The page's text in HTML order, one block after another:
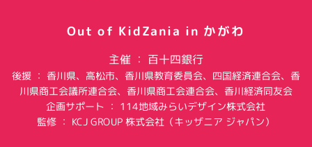
Out of KidZania in かがわ
主催 ： 百十四銀行
後援 ： 香川県、高松市、香川県教育委員会、四国経済連合会、香
川県商工会議所連合会、香川県商工会連合会、香川経済同友会
企画サポート ： 114地域みらいデザイン株式会社
監修 ： KCJ GROUP 株式会社（キッザニア ジャパン）